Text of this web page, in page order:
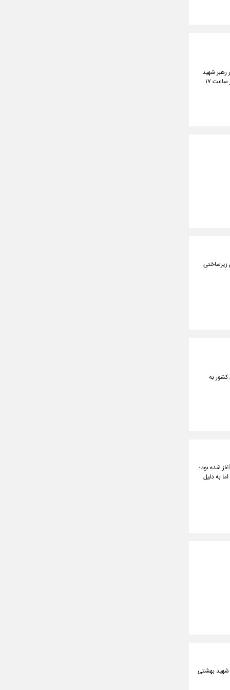
رهبر شهید
انقلاب اسلامی، قطارهای فوق‌العاده در مسیر تهران- مشهد و برعکس اختصاص داد که فروش بلیت این قطارها از ساعت ۱۷
زیرساختی
کشور به
ساخت این پروژه عمرانی بیش از ۲۰ سال پیش آغاز شده بود؛
به پایان می‌رسید، اما به دلیل
شهید بهشتی